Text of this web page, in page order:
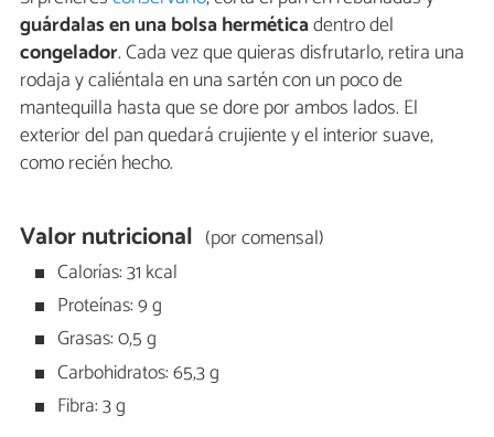
guárdalas en una bolsa herméticadentro del
congelador. Cada vez que quieras disfrutarlo, retira una
rodaja y caliéntala en una sartén con un poco de
mantequilla hasta que se dore por ambos lados. El
exterior del pan quedará crujiente y el interior suave,
como recién hecho.
Valor nutricional (por comensal)
Calorías: 31 kcal
Proteínas: 9 g
Grasas: 0,5 g
Carbohidratos: 65,3 g
Fibra: 3 g